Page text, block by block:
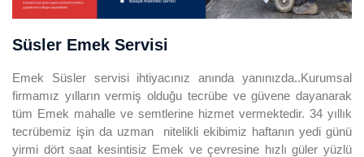
Süsler Emek Servisi
Emek Süsler servisi ihtiyacınız anında yanınızda..Kurumsal
firmamız yılların vermiş olduğu tecrübe ve güvene dayanarak
tüm Emek mahalle ve semtlerine hizmet vermektedir. 34 yıllık
tecrübemiz işin da uzman nitelikli ekibimiz haftanın yedi günü
yirmi dört saat kesintisiz Emek ve çevresine hızlı güler yüzlü